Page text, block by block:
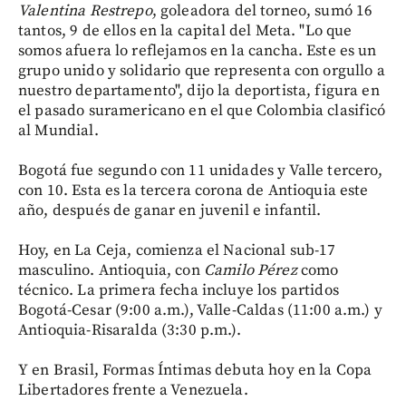
Valentina Restrepo, goleadora del torneo, sumó 16
tantos, 9 de ellos en la capital del Meta. "Lo que
somos afuera lo reflejamos en la cancha. Este es un
grupo unido y solidario que representa con orgullo a
nuestro departamento", dijo la deportista, figura en
el pasado suramericano en el que Colombia clasificó
al Mundial.
Bogotá fue segundo con 11 unidades y Valle tercero,
con 10. Esta es la tercera corona de Antioquia este
año, después de ganar en juvenil e infantil.
Hoy, en La Ceja, comienza el Nacional sub-17
masculino. Antioquia, conCamilo Pérezcomo
técnico. La primera fecha incluye los partidos
Bogotá-Cesar (9:00 a.m.), Valle-Caldas (11:00 a.m.) y
Antioquia-Risaralda (3:30 p.m.).
Y en Brasil, Formas Íntimas debuta hoy en la Copa
Libertadores frente a Venezuela.